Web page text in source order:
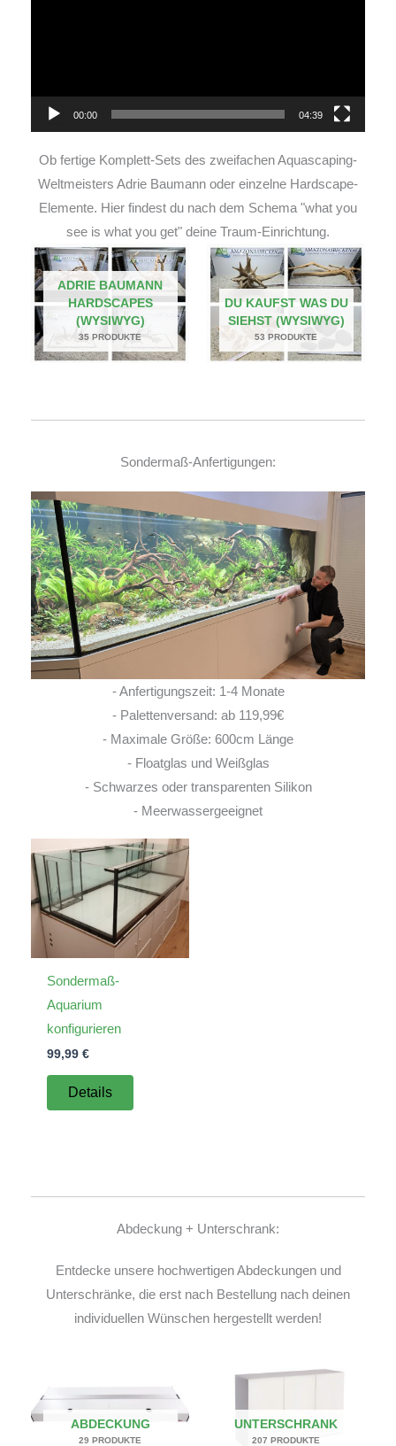
00:00 04:39
Ob fertige Komplett-Sets des zweifachen Aquascaping-
Weltmeisters Adrie Baumann oder einzelne Hardscape-
Elemente. Hier findest du nach dem Schema "what you
see is what you get" deine Traum-Einrichtung.
ADRIE BAUMANN
HARDSCAPES
(WYSIWYG)
35 PRODUKTE
DU KAUFST WAS DU
SIEHST (WYSIWYG)
53 PRODUKTE
Sondermaß-Anfertigungen:
- Anfertigungszeit: 1-4 Monate
- Palettenversand: ab 119,99€
- Maximale Größe: 600cm Länge
- Floatglas und Weißglas
- Schwarzes oder transparenten Silikon
- Meerwassergeeignet
Sondermaß-
Aquarium
konfigurieren
99,99 €
Details
Abdeckung + Unterschrank:
Entdecke unsere hochwertigen Abdeckungen und
Unterschränke, die erst nach Bestellung nach deinen
individuellen Wünschen hergestellt werden!
ABDECKUNG
29 PRODUKTE
UNTERSCHRANK
207 PRODUKTE